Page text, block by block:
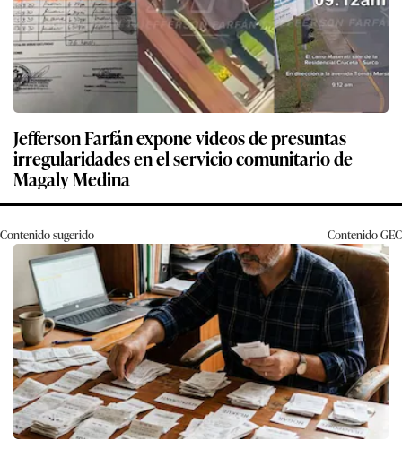
Jefferson Farfán expone videos de presuntas
irregularidades en el servicio comunitario de
Magaly Medina
Contenido sugerido ContenidoGEC